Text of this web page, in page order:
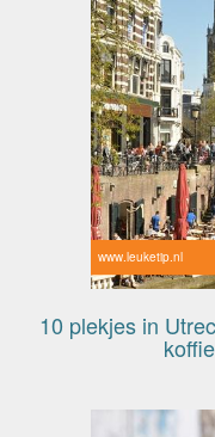
www.leuketip.nl
10 plekjes in